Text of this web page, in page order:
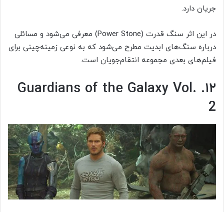
جریان دارد.
در این اثر سنگ قدرت (Power Stone) معرفی می‌شود و مسائلی
درباره سنگ‌های ابدیت مطرح می‌شود که به نوعی زمینه‌چینی برای
فیلم‌های بعدی مجموعه انتقام‌جویان است.
۱۲. Guardians of the Galaxy Vol.
2